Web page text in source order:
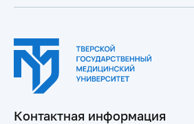
Контактная информация